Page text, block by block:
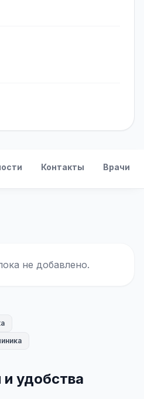
Контакты Врачи
не добавлено.
удобства